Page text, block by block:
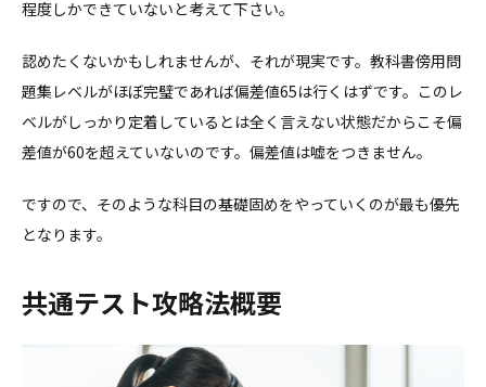
程度しかできていないと考えて下さい。
認めたくないかもしれませんが、それが現実です。教科書傍用問
題集レベルがほぼ完璧であれば偏差値65は行くはずです。このレ
ベルがしっかり定着しているとは全く言えない状態だからこそ偏
差値が60を超えていないのです。偏差値は嘘をつきません。
ですので、そのような科目の基礎固めをやっていくのが最も優先
となります。
共通テスト攻略法概要